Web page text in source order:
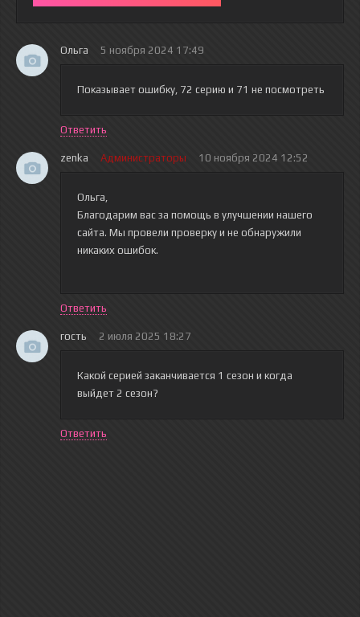
Ольга 5 ноября 2024 17:49
Показывает ошибку, 72 серию и 71 не посмотреть
Ответить
zenka Администраторы 10 ноября 2024 12:52
Ольга,
Благодарим вас за помощь в улучшении нашего
сайта. Мы провели проверку и не обнаружили
никаких ошибок.
Ответить
гость 2 июля 2025 18:27
Какой серией заканчивается 1 сезон и когда
выйдет 2 сезон?
Ответить